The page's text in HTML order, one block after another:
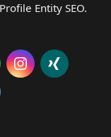
Entity SEO.